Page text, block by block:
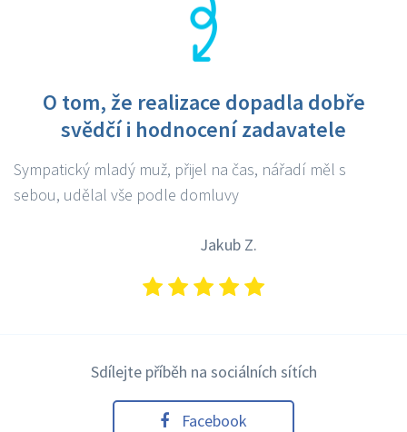
O tom, že realizace dopadla dobře
svědčí i hodnocení zadavatele
Sympatický mladý muž, přijel na čas, nářadí měl s
sebou, udělal vše podle domluvy
Jakub Z.
Sdílejte příběh na sociálních sítích
Facebook